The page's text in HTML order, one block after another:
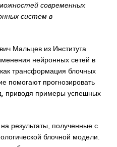
современных
систем в
Мальцев из Института
нейронных сетей в
трансформация блочных
помогают прогнозировать
приводя примеры успешных
результаты, полученные с
блочной модели.